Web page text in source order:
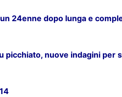
24enne dopo lunga e
picchiato, nuove indagini per